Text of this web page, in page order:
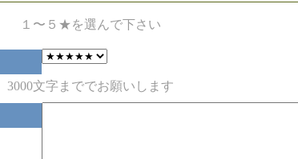
１〜５★を選んで下さい
3000文字まででお願いします